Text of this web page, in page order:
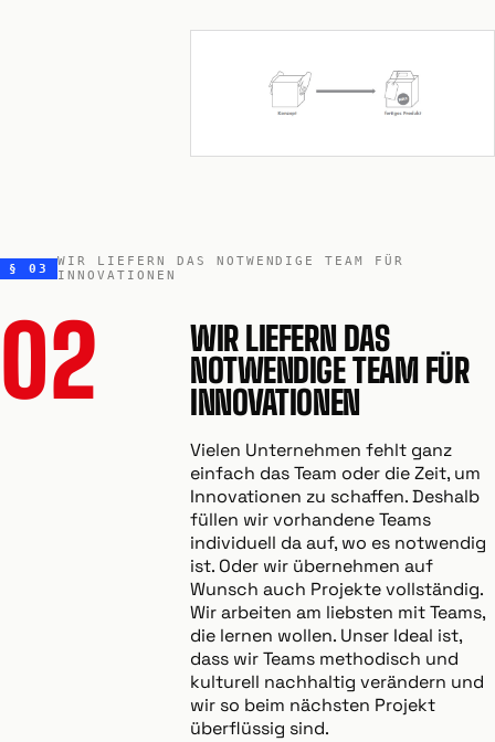
§ 03
WIR LIEFERN DAS NOTWENDIGE TEAM FÜR
INNOVATIONEN
02
WIR LIEFERN DAS
NOTWENDIGE TEAM FÜR
INNOVATIONEN
Vielen Unternehmen fehlt ganz
einfach das Team oder die Zeit, um
Innovationen zu schaffen. Deshalb
füllen wir vorhandene Teams
individuell da auf, wo es notwendig
ist. Oder wir übernehmen auf
Wunsch auch Projekte vollständig.
Wir arbeiten am liebsten mit Teams,
die lernen wollen. Unser Ideal ist,
dass wir Teams methodisch und
kulturell nachhaltig verändern und
wir so beim nächsten Projekt
überflüssig sind.